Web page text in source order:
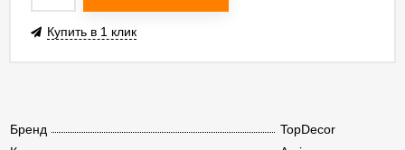
Бренд
TopDecor
Купить в 1 клик